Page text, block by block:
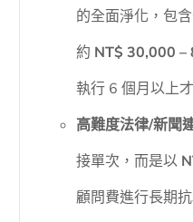
的全面淨化，包
約 NT$ 30,000 –
執行 6 個月以上
高難度法律/新聞
接單次，而是以
顧問費進行長期